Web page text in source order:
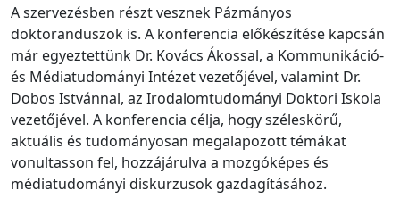
A szervezésben részt vesznek Pázmányos
doktoranduszok is. A konferencia előkészítése kapcsán
már egyeztettünk Dr. Kovács Ákossal, a Kommunikáció-
és Médiatudományi Intézet vezetőjével, valamint Dr.
Dobos Istvánnal, az Irodalomtudományi Doktori Iskola
vezetőjével. A konferencia célja, hogy széleskörű,
aktuális és tudományosan megalapozott témákat
vonultasson fel, hozzájárulva a mozgóképes és
médiatudományi diskurzusok gazdagításához.